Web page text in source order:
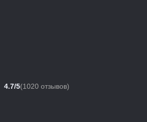
4.7/5(1020 отзывов)